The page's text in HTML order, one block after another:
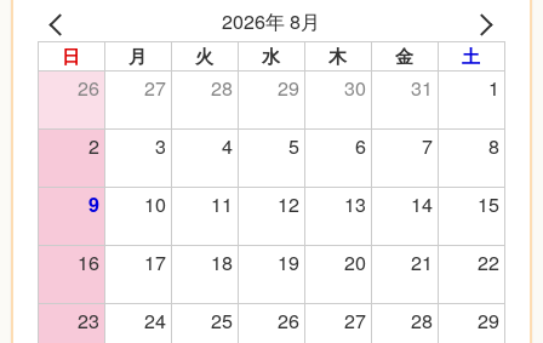
2026年 8月
日 月 火 水 木 金 土
26 27 28 29 30 31
1
2
3 4 5 6 7 8
9 10 11 12 13 14
15
16
17 18 19 20 21
22
23
24 25 26 27 28
29